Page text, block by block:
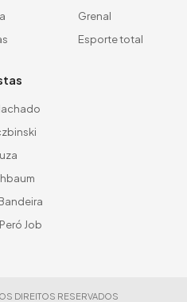
Grenal
Esporte total
Job
DIREITOS RESERVADOS